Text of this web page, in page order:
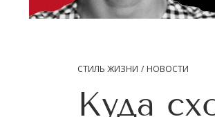
СТИЛЬ ЖИЗНИ НОВОСТИ
Куда